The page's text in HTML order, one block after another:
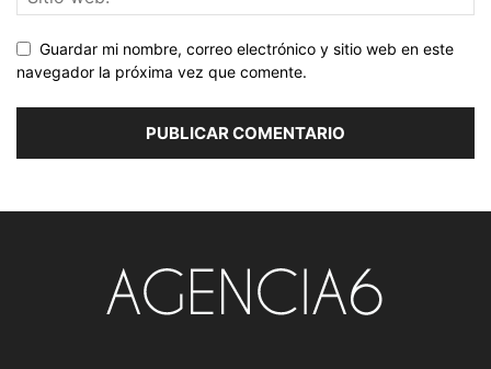
Guardar mi nombre, correo electrónico y sitio web en este
navegador la próxima vez que comente.